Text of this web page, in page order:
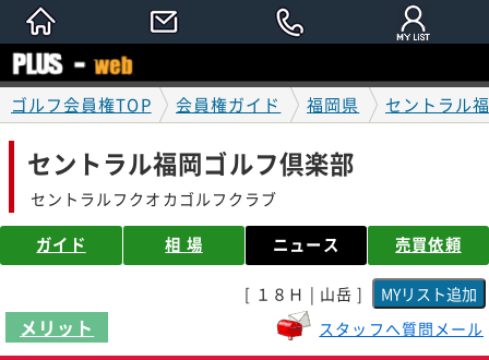
ゴルフ会員権TOP 会員権ガイド 福岡県 セントラル
セントラル福岡ゴルフ倶楽部
セントラルフクオカゴルフクラブ
ガイド 相 場 ニュース 売買依頼
[ １８Ｈ | 山岳 ]
メリット スタッフへ質問メール